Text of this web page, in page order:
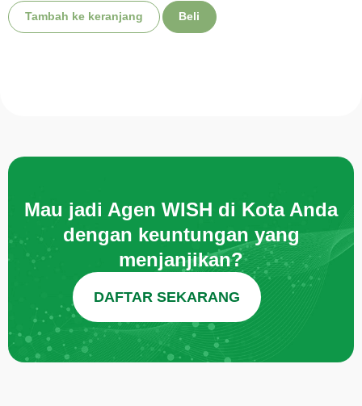
Tambah ke keranjang Beli
Mau jadi Agen WISH di Kota Anda
dengan keuntungan yang
menjanjikan?
DAFTAR SEKARANG